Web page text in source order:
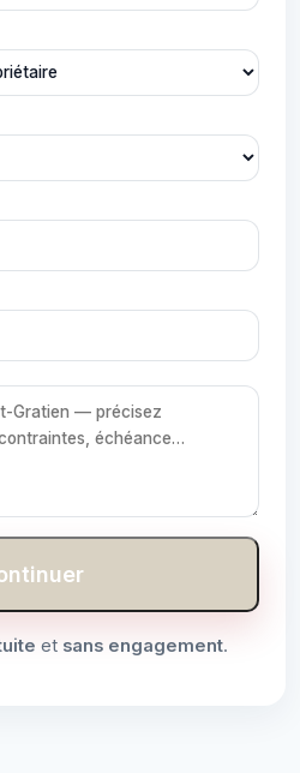
et sans engagement.